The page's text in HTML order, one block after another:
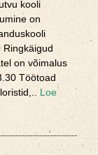
kooli
on
on võimalus
Töötoad
Loe